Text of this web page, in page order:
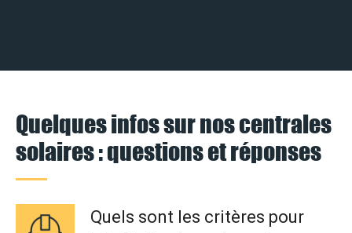
Quelques infos sur nos centrales
solaires : questions et réponses
Quels sont les critères pour